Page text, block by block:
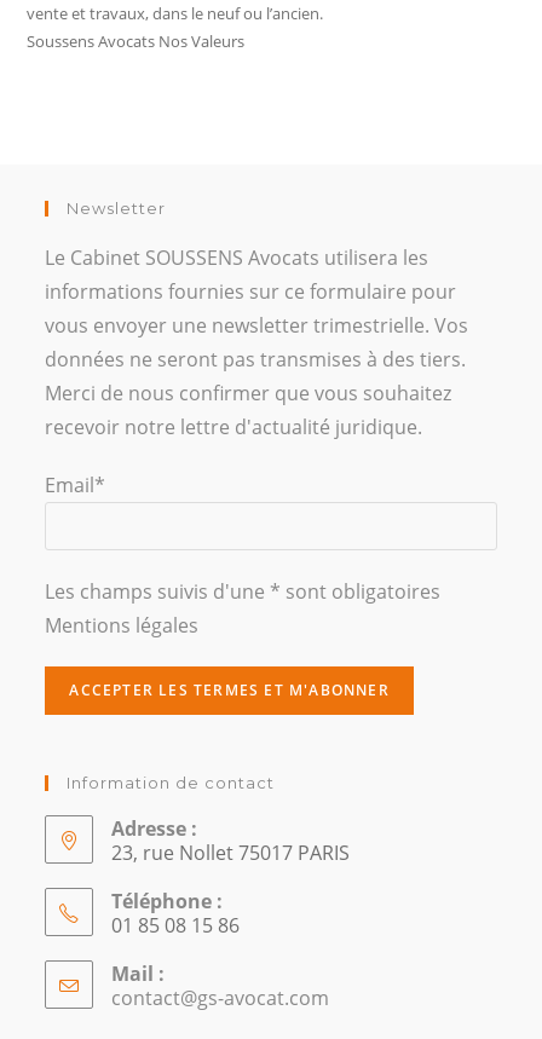
vente et travaux, dans le neuf ou l’ancien.
Soussens Avocats Nos Valeurs
Newsletter
Le Cabinet SOUSSENS Avocats utilisera les
informations fournies sur ce formulaire pour
vous envoyer une newsletter trimestrielle. Vos
données ne seront pas transmises à des tiers.
Merci de nous confirmer que vous souhaitez
recevoir notre lettre d'actualité juridique.
Email*
Les champs suivis d'une * sont obligatoires
Mentions légales
Information de contact
Adresse :
23, rue Nollet 75017 PARIS
Téléphone :
01 85 08 15 86
Mail :
contact@gs-avocat.com